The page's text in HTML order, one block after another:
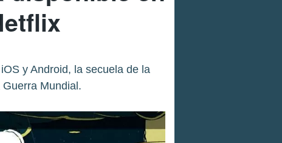
y Android, la secuela de la
Mundial.